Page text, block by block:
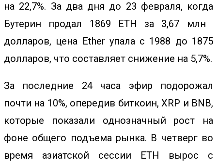
на 22,7%. За два дня до 23 февраля, когда
Бутерин продал 1869 ETH за 3,67 млн ​​
долларов, цена Ether упала с 1988 до 1875
долларов, что составляет снижение на 5,7%.
За последние 24 часа эфир подорожал
почти на 10%, опередив биткоин, XRP и BNB,
которые показали однозначный рост на
фоне общего подъема рынка. В четверг во
время азиатской сессии ETH вырос с